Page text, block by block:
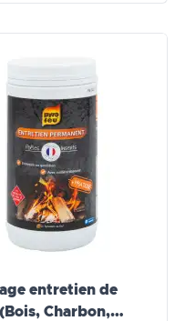
entretien de
Charbon,